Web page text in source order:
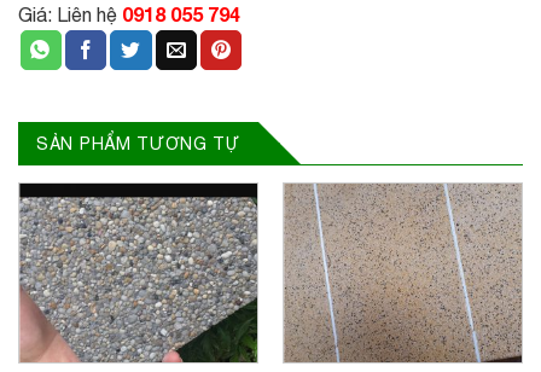
Giá: Liên hệ 0918 055 794
SẢN PHẨM TƯƠNG TỰ